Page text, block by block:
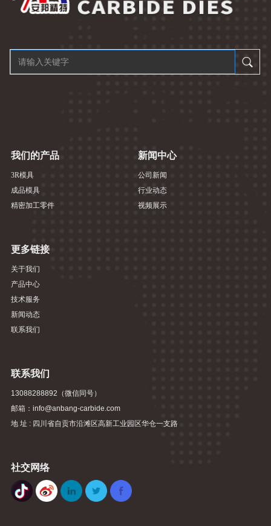
我们的产品
3R模具
成品模具
精密加工零件
新闻中心
公司新闻
行业动态
视频展示
更多链接
关于我们
产品中心
技术服务
新闻动态
联系我们
联系我们
13088288892（微信同号）
邮箱：info@anbang-carbide.com
地 址 : 四川省自贡市沿滩区高新工业园区华仓一支路
社交网络